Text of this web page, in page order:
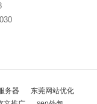
务器
东莞网站优化